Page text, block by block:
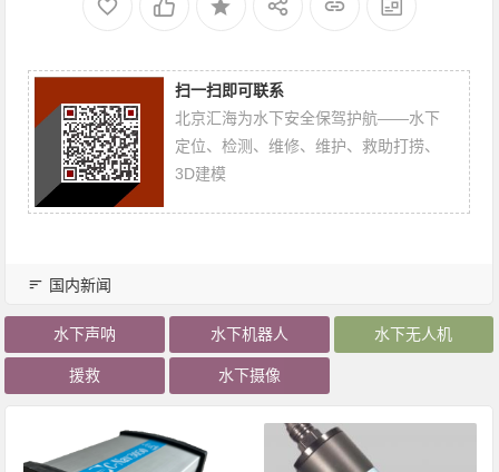
扫一扫即可联系
北京汇海为水下安全保驾护航——水下
定位、检测、维修、维护、救助打捞、
3D建模
国内新闻
水下声呐 水下机器人 水下无人机
援救 水下摄像